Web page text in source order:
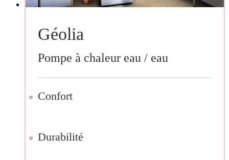
Géolia
Pompe à chaleur eau / eau
Confort
Durabilité